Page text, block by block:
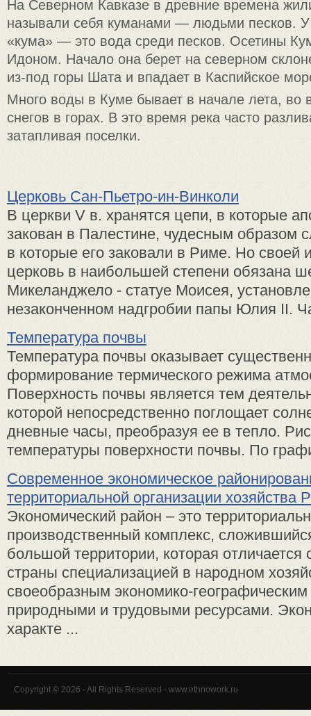
На Северном Кавказе в древние времена
называли себя куманами — людьми песков. У
«кума» — это вода среди песков. Осетины
Идоном. Начало она берет на северном
из-под горы Шата и впадает в Каспийское
Много воды в Куме бывает в начале лета, во
снегов в горах. В это время река часто
затапливая поселки.
Церковь Сан-Пьетро-ин-Винколи
В церкви V в. хранятся цепи, в кото­рые
закован в Палести­не, чудесным образом
в которые его заковали в Ри­ме. Но своей
церковь в наибольшей степени обязана
Микеланджело - статуе Мои­сея,
незакончен­ном надгробии папы Юлия II.
Температура почвы
Температура почвы оказывает
формирование термического режима
Поверхность почвы является тем
которой непосредственно поглощает
дневные часы, преобразуя ее в тепло.
температуры поверхности почвы. По
Современное экономическое
территориальной организации хозяйства
Экономический район – это
производственный комплекс,
большой территории, которая отличается
страны специализацией в народном
своеобразным экономико-
природными и трудовыми ресурсами.
характе ...
Copyright © 2026 - All Rights Reserved - www.ethnowork.ru